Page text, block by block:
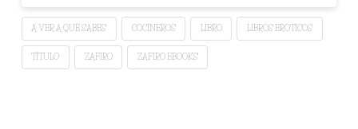
A VER A QUÉ SABES COCINEROS LIBRO LIBROS ERÓTICOS
TÍTULO ZAFIRO ZAFIRO EBOOKS